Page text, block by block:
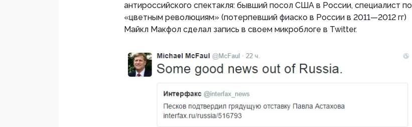
антироссийского спектакля: бывший посол США в России, специалист по
«цветным революциям» (потерпевший фиаско в России в 2011—2012 гг)
Майкл Макфол сделал запись в своем микроблоге в Twitter.